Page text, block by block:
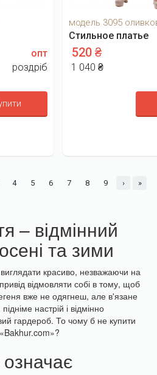
опт
роздріб
модель 3095
Стильное платье
520 ₴
1 040 ₴
4 5 6 7 8 9 › »
– відмінний
та зими
красиво, незважаючи на
відмовляти собі в тому, щоб
вже не одягнеш, але в'язане
настрій і відмінно
гардероб. То чому б не купити